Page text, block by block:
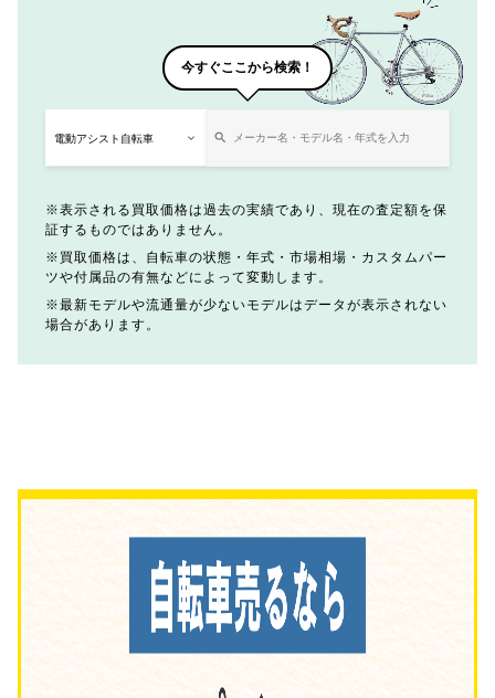
今すぐここから検索！
表示される買取価格は過去の実績であり、現在の査定額を保
証するものではありません。
買取価格は、自転車の状態・年式・市場相場・カスタムパー
ツや付属品の有無などによって変動します。
最新モデルや流通量が少ないモデルはデータが表示されない
場合があります。